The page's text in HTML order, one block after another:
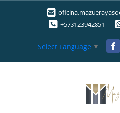
+573123942851
Select Language ▼